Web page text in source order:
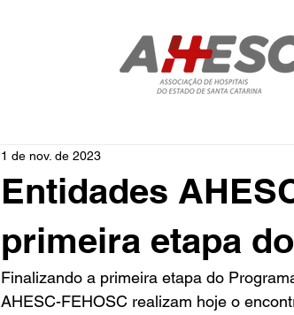
Entidades
primeira etapa
1 de nov. de 2023
Finalizando a primeira etapa do
AHESC-FEHOSC realizam hoje o